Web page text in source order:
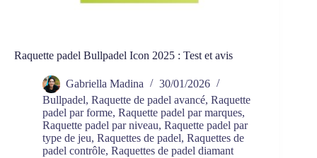
Raquette padel Bullpadel Icon 2025 : Test et avis
Gabriella Madina
30/01/2026
Bullpadel, Raquette de padel avancé, Raquette
padel par forme, Raquette padel par marques,
Raquette padel par niveau, Raquette padel par
type de jeu, Raquettes de padel, Raquettes de
padel contrôle, Raquettes de padel diamant